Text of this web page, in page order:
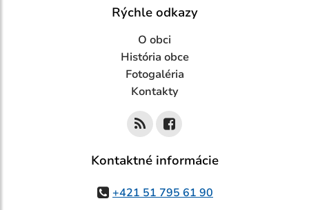
Rýchle odkazy
O obci
História obce
Fotogaléria
Kontakty
Kontaktné informácie
+421 51 795 61 90